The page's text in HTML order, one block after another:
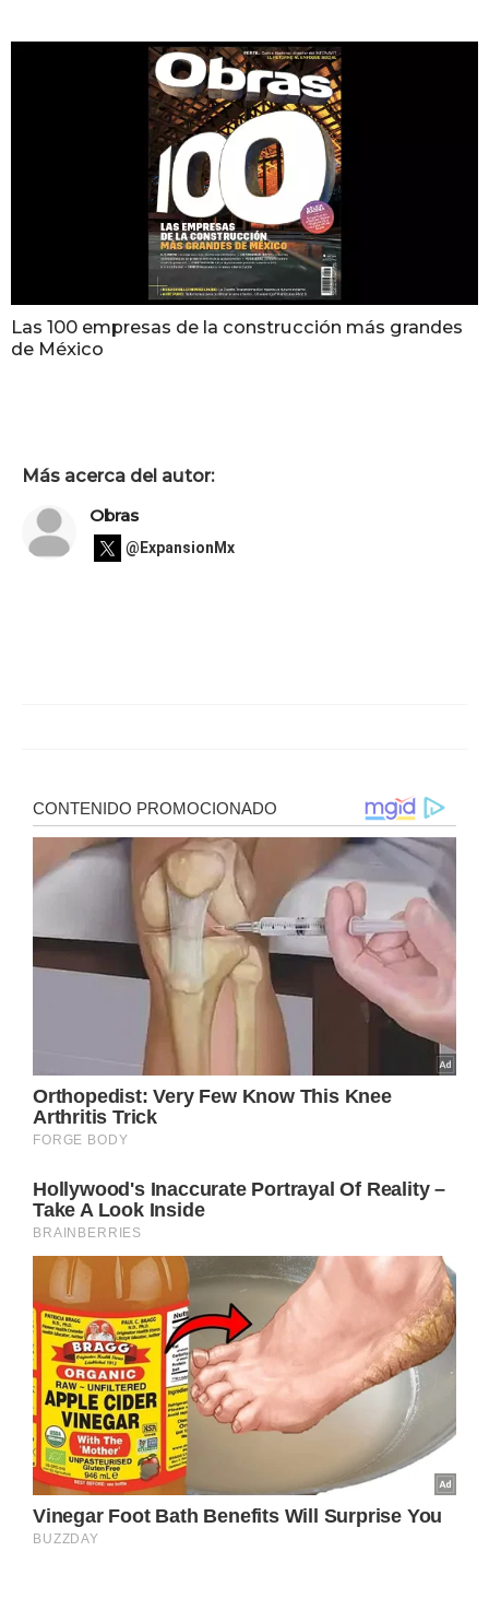
Las 100 empresas de la construcción más grandes
de México
Más acerca del autor:
Obras
@ExpansionMx